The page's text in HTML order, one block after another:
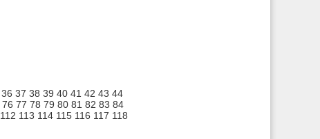
36 37 38 39 40 41 42 43 44
76 77 78 79 80 81 82 83 84
112 113 114 115 116 117 118